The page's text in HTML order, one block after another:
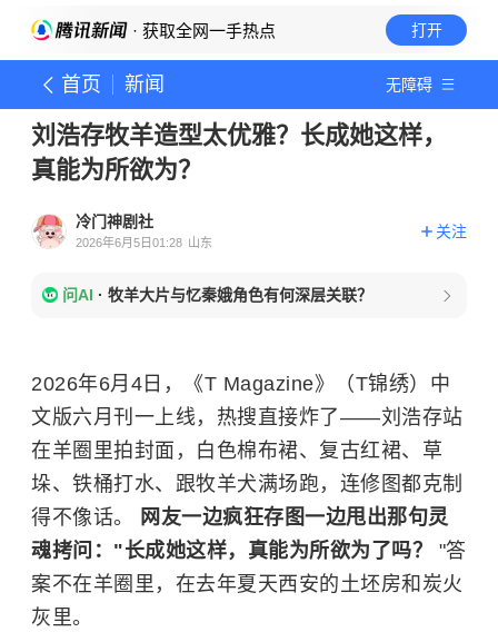
· 获取全网一手热点 打开
首页 新闻 无障碍
刘浩存牧羊造型太优雅？长成她这样，
真能为所欲为？
冷门神剧社
2026年6月5日01:28 山东
关注
问AI · 牧羊大片与忆秦娥角色有何深层关联？
2026年6月4日，《T Magazine》（T锦绣）中
文版六月刊一上线，热搜直接炸了——刘浩存站
在羊圈里拍封面，白色棉布裙、复古红裙、草
垛、铁桶打水、跟牧羊犬满场跑，连修图都克制
得不像话。
网友一边疯狂存图一边甩出那句灵
魂拷问："长成她这样，真能为所欲为了吗？ "答
案不在羊圈里，在去年夏天西安的土坯房和炭火
灰里。